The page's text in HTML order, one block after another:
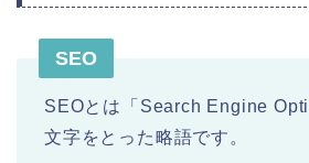
SEO
SEOとは「Search Engine
文字をとった略語です。